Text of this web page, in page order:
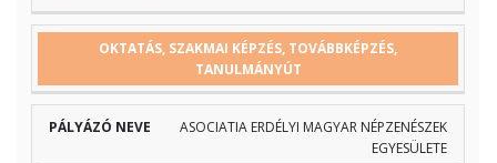
OKTATÁS, SZAKMAI KÉPZÉS, TOVÁBBKÉPZÉS,
TANULMÁNYÚT
ASOCIATIA ERDÉLYI MAGYAR NÉPZENÉSZEK
EGYESÜLETE